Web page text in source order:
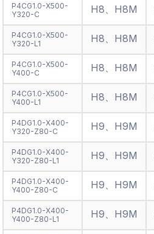
P4CG1.0-X500-
Y320-C
H8、H8M
P4CG1.0-X500-
Y320-L1
H8、H8M
P4CG1.0-X500-
Y400-C
H8、H8M
P4CG1.0-X500-
Y400-L1
H8、H8M
P4DG1.0-X400-
Y320-Z80-C
H9、H9M
P4DG1.0-X400-
Y320-Z80-L1
H9、H9M
P4DG1.0-X400-
Y400-Z80-C
H9、H9M
P4DG1.0-X400-
Y400-Z80-L1
H9、H9M